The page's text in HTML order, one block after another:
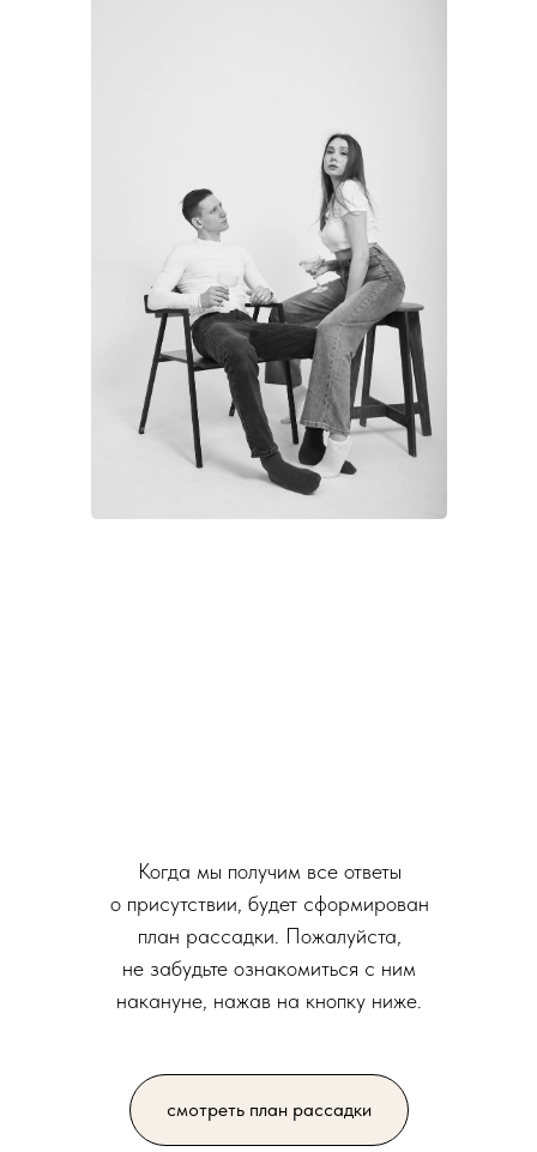
Когда мы получим все ответы
о присутствии, будет сформирован
план рассадки. Пожалуйста,
не забудьте ознакомиться с ним
накануне, нажав на кнопку ниже.
смотреть план рассадки